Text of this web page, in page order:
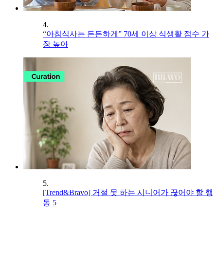
4.
“아침식사는 든든하게” 70세 이상 식생활 점수 가
장 높아
5.
[Trend&Bravo] 거절 못 하는 시니어가 끊어야 할 행
동 5